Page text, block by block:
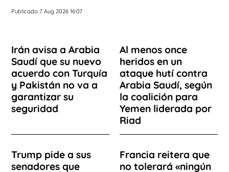
Publicado 7 Aug 2026 16:07
Irán avisa a Arabia
Saudí que su nuevo
acuerdo con Turquía
y Pakistán no va a
garantizar su
seguridad
Al menos once
heridos en un
ataque hutí contra
Arabia Saudí, según
la coalición para
Yemen liderada por
Riad
Trump pide a sus
senadores que
Francia reitera que
no tolerará «ningún